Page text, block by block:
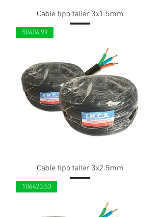
Cable tipo taller 3x1.5mm
50404.99
Cable tipo taller 3x2.5mm
106420.53